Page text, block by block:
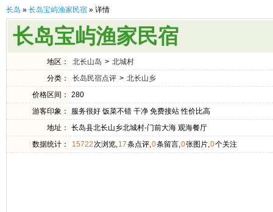
长岛 » 长岛宝屿渔家民宿 » 详情
长岛宝屿渔家民宿
地区： 北长山岛 > 北城村
分类：
长岛民宿点评 > 北长山乡
价格区间：
280
游客印象：
服务很好 饭菜不错 干净 免费接站 性价比高
地址：
长岛县北长山乡北城村-门前大海 观海餐厅
数据统计：
15722 次浏览,17条点评,0条留言,0张图片,0个关注